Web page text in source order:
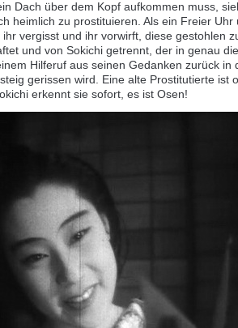
Dach über dem Kopf aufkommen muss,
heimlich zu prostituieren. Als ein Freier Uhr
vergisst und ihr vorwirft, diese gestohlen
und von Sokichi getrennt, der in genau
Hilferuf aus seinen Gedanken zurück in
gerissen wird. Eine alte Prostitutierte ist
erkennt sie sofort, es ist Osen!